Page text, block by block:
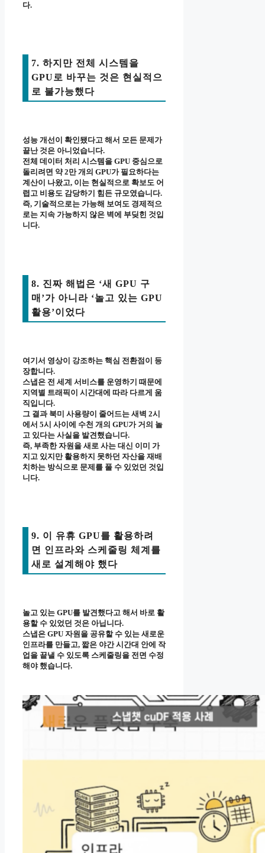
다.
7. 하지만 전체 시스템을
GPU로 바꾸는 것은 현실적으
로 불가능했다
성능 개선이 확인됐다고 해서 모든 문제가
끝난 것은 아니었습니다.
전체 데이터 처리 시스템을 GPU 중심으로
돌리려면 약 2만 개의 GPU가 필요하다는
계산이 나왔고, 이는 현실적으로 확보도 어
렵고 비용도 감당하기 힘든 규모였습니다.
즉, 기술적으로는 가능해 보여도 경제적으
로는 지속 가능하지 않은 벽에 부딪힌 것입
니다.
8. 진짜 해법은 ‘새 GPU 구
매’가 아니라 ‘놀고 있는 GPU
활용’이었다
여기서 영상이 강조하는 핵심 전환점이 등
장합니다.
스냅은 전 세계 서비스를 운영하기 때문에
지역별 트래픽이 시간대에 따라 다르게 움
직입니다.
그 결과 북미 사용량이 줄어드는 새벽 2시
에서 5시 사이에 수천 개의 GPU가 거의 놀
고 있다는 사실을 발견했습니다.
즉, 부족한 자원을 새로 사는 대신 이미 가
지고 있지만 활용하지 못하던 자산을 재배
치하는 방식으로 문제를 풀 수 있었던 것입
니다.
9. 이 유휴 GPU를 활용하려
면 인프라와 스케줄링 체계를
새로 설계해야 했다
놀고 있는 GPU를 발견했다고 해서 바로 활
용할 수 있었던 것은 아닙니다.
스냅은 GPU 자원을 공유할 수 있는 새로운
인프라를 만들고, 짧은 야간 시간대 안에 작
업을 끝낼 수 있도록 스케줄링을 전면 수정
해야 했습니다.